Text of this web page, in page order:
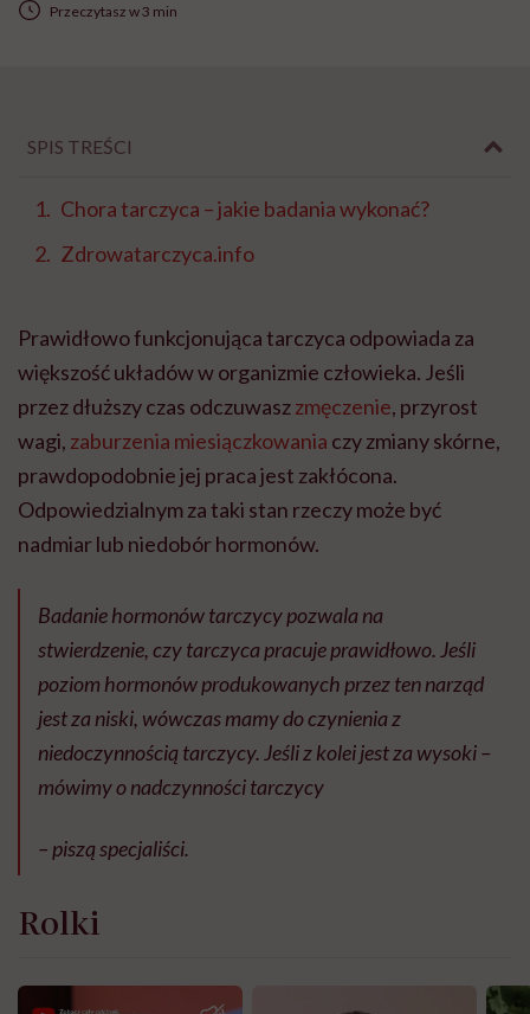
Przeczytasz w 3 min
SPIS TREŚCI
Chora tarczyca – jakie badania wykonać?
Zdrowatarczyca.info
Prawidłowo funkcjonująca tarczyca odpowiada za
większość układów w organizmie człowieka. Jeśli
przez dłuższy czas odczuwaszzmęczenie, przyrost
wagi, zaburzenia miesiączkowania czy zmiany skórne,
prawdopodobnie jej praca jest zakłócona.
Odpowiedzialnym za taki stan rzeczy może być
nadmiar lub niedobór hormonów.
Badanie hormonów tarczycy pozwala na
stwierdzenie, czy tarczyca pracuje prawidłowo. Jeśli
poziom hormonów produkowanych przez ten narząd
jest za niski, wówczas mamy do czynienia z
niedoczynnością tarczycy. Jeśli z kolei jest za wysoki –
mówimy o nadczynności tarczycy
– piszą specjaliści.
Rolki